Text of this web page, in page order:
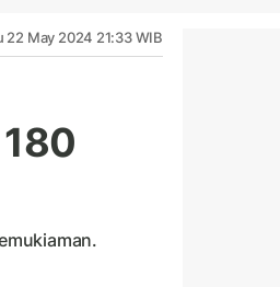
22 May 2024 21:33 WIB